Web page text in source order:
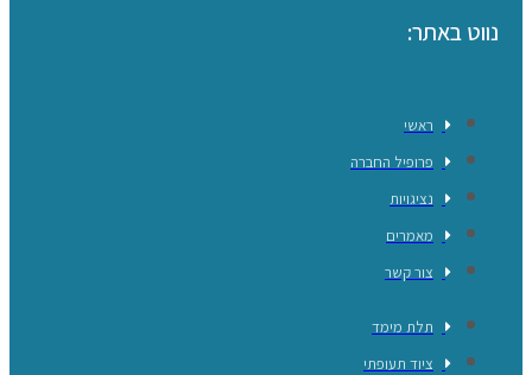
נווט באתר:
ראשי
פרופיל החברה
נציגויות
מאמרים
צור קשר
תלת מימד
ציוד תעופתי